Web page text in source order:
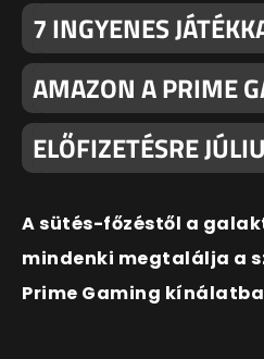
7 INGYENES
AMAZON A PRIME
ELŐFIZETÉSRE
A sütés-főzéstől a
mindenki megtalálja a
Prime Gaming